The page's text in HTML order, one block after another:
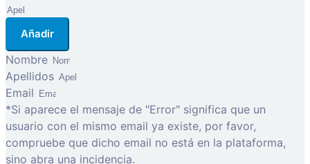
Añadir
Nombre
Apellidos
Email
*Si aparece el mensaje de "Error" significa que un
usuario con el mismo email ya existe, por favor,
compruebe que dicho email no está en la plataforma,
sino abra una incidencia.